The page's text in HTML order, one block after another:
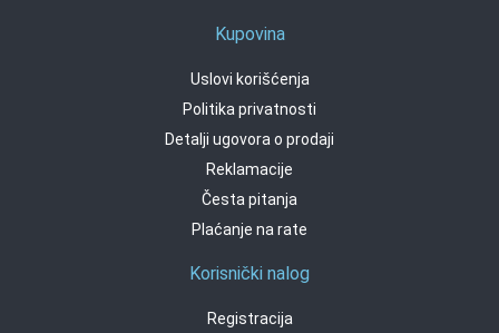
Kupovina
Uslovi korišćenja
Politika privatnosti
Detalji ugovora o prodaji
Reklamacije
Česta pitanja
Plaćanje na rate
Korisnički nalog
Registracija